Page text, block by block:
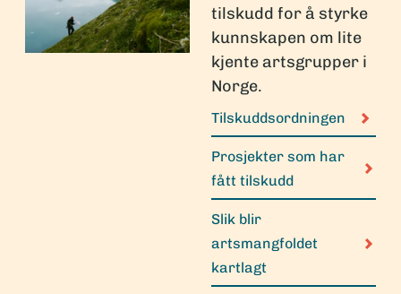
tilskudd for å styrke
kunnskapen om lite
kjente artsgrupper i
Norge.
Tilskuddsordningen
Prosjekter som har
fått tilskudd
Slik blir
artsmangfoldet
kartlagt